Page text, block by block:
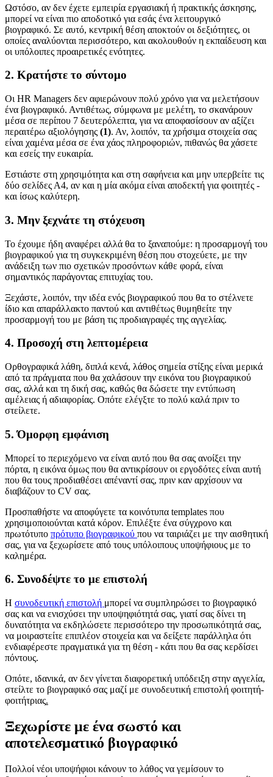
Ωστόσο, αν δεν έχετε εμπειρία εργασιακή ή πρακτικής άσκησης,
μπορεί να είναι πιο αποδοτικό για εσάς ένα λειτουργικό
βιογραφικό. Σε αυτό, κεντρική θέση αποκτούν οι δεξιότητες, οι
οποίες αναλύονται περισσότερο, και ακολουθούν η εκπαίδευση και
οι υπόλοιπες προαιρετικές ενότητες.
2. Κρατήστε το σύντομο
Οι HR Managers δεν αφιερώνουν πολύ χρόνο για να μελετήσουν
ένα βιογραφικό. Αντιθέτως, σύμφωνα με μελέτη, το σκανάρουν
μέσα σε περίπου 7 δευτερόλεπτα, για να αποφασίσουν αν αξίζει
περαιτέρω αξιολόγησης (1). Αν, λοιπόν, τα χρήσιμα στοιχεία σας
είναι χαμένα μέσα σε ένα χάος πληροφοριών, πιθανώς θα χάσετε
και εσείς την ευκαιρία.
Εστιάστε στη χρησιμότητα και στη σαφήνεια και μην υπερβείτε τις
δύο σελίδες Α4, αν και η μία ακόμα είναι αποδεκτή για φοιτητές -
και ίσως καλύτερη.
3. Μην ξεχνάτε τη στόχευση
Το έχουμε ήδη αναφέρει αλλά θα το ξαναπούμε: η προσαρμογή του
βιογραφικού για τη συγκεκριμένη θέση που στοχεύετε, με την
ανάδειξη των πιο σχετικών προσόντων κάθε φορά, είναι
σημαντικός παράγοντας επιτυχίας του.
Ξεχάστε, λοιπόν, την ιδέα ενός βιογραφικού που θα το στέλνετε
ίδιο και απαράλλακτο παντού και αντιθέτως θυμηθείτε την
προσαρμογή του με βάση τις προδιαγραφές της αγγελίας.
4. Προσοχή στη λεπτομέρεια
Ορθογραφικά λάθη, διπλά κενά, λάθος σημεία στίξης είναι μερικά
από τα πράγματα που θα χαλάσουν την εικόνα του βιογραφικού
σας, αλλά και τη δική σας, καθώς θα δώσετε την εντύπωση
αμέλειας ή αδιαφορίας. Οπότε ελέγξτε το πολύ καλά πριν το
στείλετε.
5. Όμορφη εμφάνιση
Μπορεί το περιεχόμενο να είναι αυτό που θα σας ανοίξει την
πόρτα, η εικόνα όμως που θα αντικρίσουν οι εργοδότες είναι αυτή
που θα τους προδιαθέσει απέναντί σας, πριν καν αρχίσουν να
διαβάζουν το CV σας.
Προσπαθήστε να αποφύγετε τα κοινότυπα templates που
χρησιμοποιούνται κατά κόρον. Επιλέξτε ένα σύγχρονο και
πρωτότυπο πρότυπο βιογραφικού που να ταιριάζει με την αισθητική
σας, για να ξεχωρίσετε από τους υπόλοιπους υποψήφιους με το
καλημέρα.
6. Συνοδέψτε το με επιστολή
Η συνοδευτική επιστολή μπορεί να συμπληρώσει το βιογραφικό
σας και να ενισχύσει την υποψηφιότητά σας, γιατί σας δίνει τη
δυνατότητα να εκδηλώσετε περισσότερο την προσωπικότητά σας,
να μοιραστείτε επιπλέον στοιχεία και να δείξετε παράλληλα ότι
ενδιαφέρεστε πραγματικά για τη θέση - κάτι που θα σας κερδίσει
πόντους.
Οπότε, ιδανικά, αν δεν γίνεται διαφορετική υπόδειξη στην αγγελία,
στείλτε το βιογραφικό σας μαζί με συνοδευτική επιστολή φοιτητή-
φοιτήτριας.
Ξεχωρίστε με ένα σωστό και
αποτελεσματικό βιογραφικό
Πολλοί νέοι υποψήφιοι κάνουν το λάθος να γεμίσουν το